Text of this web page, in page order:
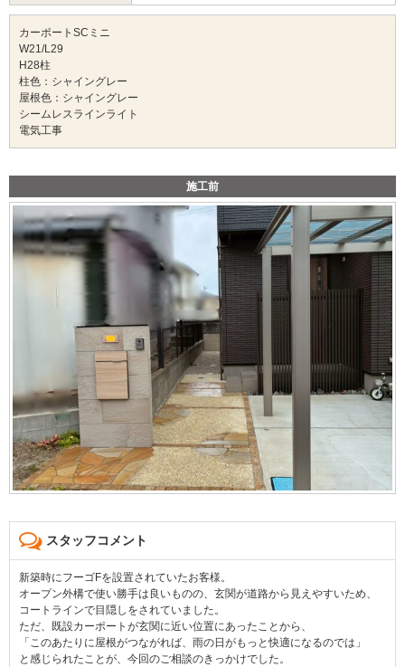
カーポートSCミニ
W21/L29
H28柱
柱色：シャイングレー
屋根色：シャイングレー
シームレスラインライト
電気工事
施工前
スタッフコメント
新築時にフーゴFを設置されていたお客様。
オープン外構で使い勝手は良いものの、玄関が道路から見えやすいため、
コートラインで目隠しをされていました。
ただ、既設カーポートが玄関に近い位置にあったことから、
「このあたりに屋根がつながれば、雨の日がもっと快適になるのでは」
と感じられたことが、今回のご相談のきっかけでした。